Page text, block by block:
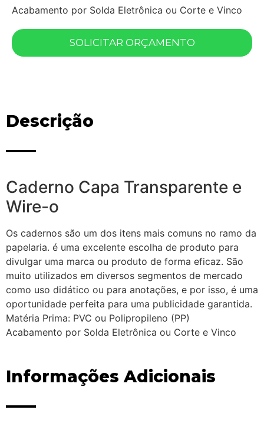
SOLICITAR ORÇAMENTO
Acabamento por Solda Eletrônica ou Corte e Vinco
Descrição
Caderno Capa Transparente e
Wire-o
Os cadernos são um dos itens mais comuns no ramo da
papelaria. é uma excelente escolha de produto para
divulgar uma marca ou produto de forma eficaz. São
muito utilizados em diversos segmentos de mercado
como uso didático ou para anotações, e por isso, é uma
oportunidade perfeita para uma publicidade garantida.
Matéria Prima: PVC ou Polipropileno (PP)
Acabamento por Solda Eletrônica ou Corte e Vinco
Informações Adicionais